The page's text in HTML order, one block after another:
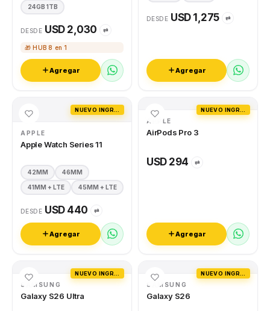
24GB 1TB
DESDE USD 2,030 ⇄
🎁 HUB 8 en 1
Agregar
DESDE USD 1,275 ⇄
Agregar
APPLE
Apple Watch Series 11
42MM 46MM
41MM + LTE 45MM + LTE
DESDE USD 440 ⇄
Agregar
APPLE
AirPods Pro 3
USD 294 ⇄
Agregar
SAMSUNG
Galaxy S26 Ultra
SAMSUNG
Galaxy S26